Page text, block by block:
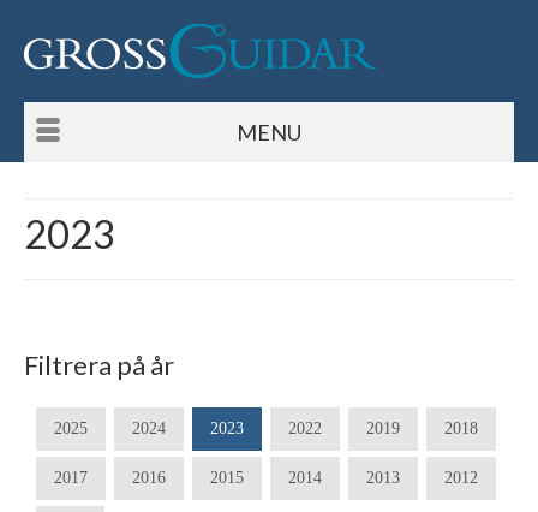
MENU
2023
Filtrera på år
2025 2024 2023 2022 2019 2018
2017 2016 2015 2014 2013 2012